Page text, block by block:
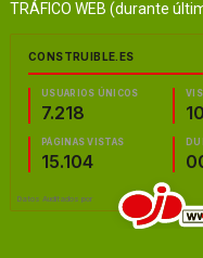
TRÁFICO WEB (durante